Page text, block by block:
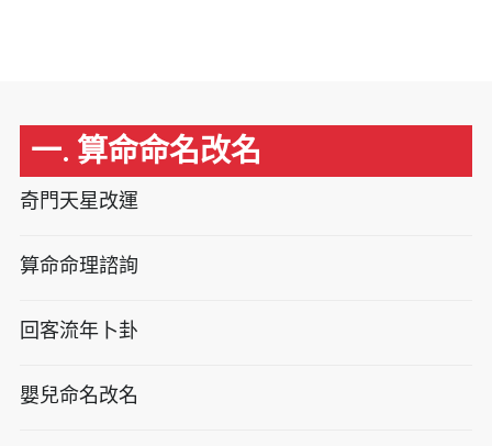
一. 算命命名改名
奇門天星改運
算命命理諮詢
回客流年卜卦
嬰兒命名改名